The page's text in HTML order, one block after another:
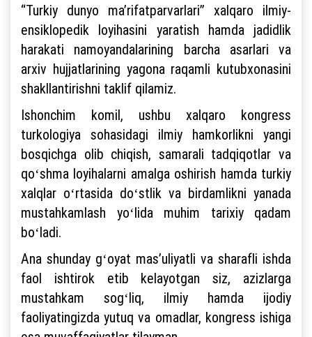
“Turkiy dunyo maʼrifatparvarlari” xalqaro ilmiy-
ensiklopedik loyihasini yaratish hamda jadidlik
harakati namoyandalarining barcha asarlari va
arxiv hujjatlarining yagona raqamli kutubxonasini
shakllantirishni taklif qilamiz.
Ishonchim komil, ushbu xalqaro kongress
turkologiya sohasidagi ilmiy hamkorlikni yangi
bosqichga olib chiqish, samarali tadqiqotlar va
qoʻshma loyihalarni amalga oshirish hamda turkiy
xalqlar oʻrtasida doʻstlik va birdamlikni yanada
mustahkamlash yoʻlida muhim tarixiy qadam
boʻladi.
Ana shunday gʻoyat masʼuliyatli va sharafli ishda
faol ishtirok etib kelayotgan siz, azizlarga
mustahkam sogʻliq, ilmiy hamda ijodiy
faoliyatingizda yutuq va omadlar, kongress ishiga